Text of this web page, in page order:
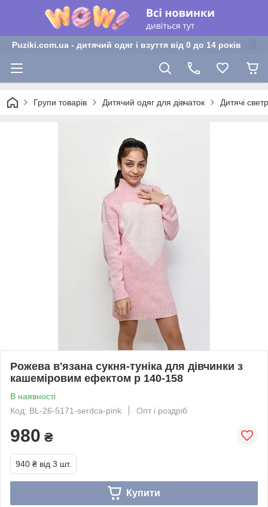
Puziki.com.ua - дитячий одяг і взуття від 0 до 14 років
Групи товарів Дитячий одяг для дівчаток Дитячі
Рожева в'язана сукня-туніка для дівчинки з
кашеміровим ефектом р 140-158
В наявності
Код: BL-26-5171-serdca-pink
Опт і роздріб
980 ₴
940 ₴ від 3 шт.
Купити